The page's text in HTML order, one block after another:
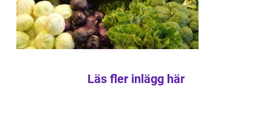
Läs fler inlägg här